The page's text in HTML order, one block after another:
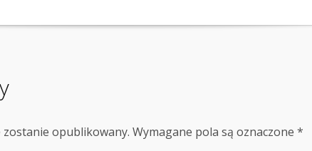
opublikowany. Wymagane pola są oznaczone *